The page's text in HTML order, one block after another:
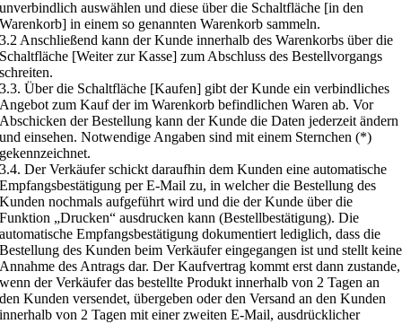
unverbindlich auswählen und diese über die Schaltfläche [in den
Warenkorb] in einem so genannten Warenkorb sammeln.
3.2 Anschließend kann der Kunde innerhalb des Warenkorbs über die
Schaltfläche [Weiter zur Kasse] zum Abschluss des Bestellvorgangs
schreiten.
3.3. Über die Schaltfläche [Kaufen] gibt der Kunde ein verbindliches
Angebot zum Kauf der im Warenkorb befindlichen Waren ab. Vor
Abschicken der Bestellung kann der Kunde die Daten jederzeit ändern
und einsehen. Notwendige Angaben sind mit einem Sternchen (*)
gekennzeichnet.
3.4. Der Verkäufer schickt daraufhin dem Kunden eine automatische
Empfangsbestätigung per E-Mail zu, in welcher die Bestellung des
Kunden nochmals aufgeführt wird und die der Kunde über die
Funktion „Drucken“ ausdrucken kann (Bestellbestätigung). Die
automatische Empfangsbestätigung dokumentiert lediglich, dass die
Bestellung des Kunden beim Verkäufer eingegangen ist und stellt keine
Annahme des Antrags dar. Der Kaufvertrag kommt erst dann zustande,
wenn der Verkäufer das bestellte Produkt innerhalb von 2 Tagen an
den Kunden versendet, übergeben oder den Versand an den Kunden
innerhalb von 2 Tagen mit einer zweiten E-Mail, ausdrücklicher